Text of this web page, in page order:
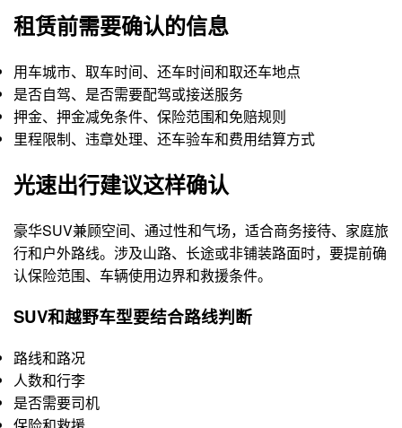
租赁前需要确认的信息
用车城市、取车时间、还车时间和取还车地点
是否自驾、是否需要配驾或接送服务
押金、押金减免条件、保险范围和免赔规则
里程限制、违章处理、还车验车和费用结算方式
光速出行建议这样确认
豪华SUV兼顾空间、通过性和气场，适合商务接待、家庭旅
行和户外路线。涉及山路、长途或非铺装路面时，要提前确
认保险范围、车辆使用边界和救援条件。
SUV和越野车型要结合路线判断
路线和路况
人数和行李
是否需要司机